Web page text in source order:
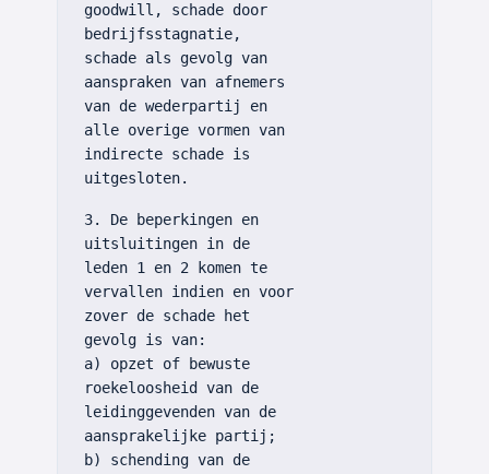
goodwill, schade door
bedrijfsstagnatie,
schade als gevolg van
aanspraken van afnemers
van de wederpartij en
alle overige vormen van
indirecte schade is
uitgesloten.
3. De beperkingen en
uitsluitingen in de
leden 1 en 2 komen te
vervallen indien en voor
zover de schade het
gevolg is van:
a) opzet of bewuste
roekeloosheid van de
leidinggevenden van de
aansprakelijke partij;
b) schending van de